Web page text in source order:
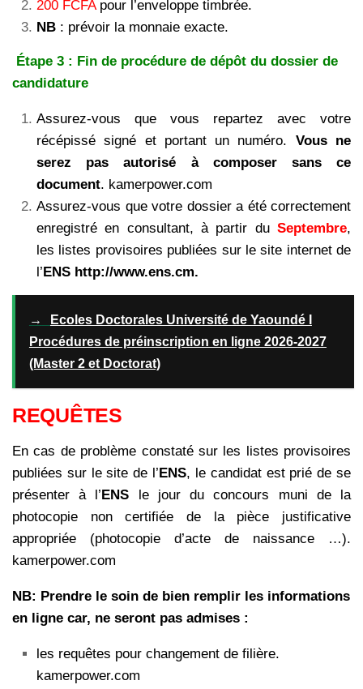
200 FCFApour l’enveloppe timbrée.
NB : prévoir la monnaie exacte.
Étape 3 : Fin de procédure de dépôt du dossier de
candidature
Assurez-vous que vous repartez avec votre
récépissé signé et portant un numéro. Vous ne
serez pas autorisé à composer sans ce
document. kamerpower.com
Assurez-vous que votre dossier a été correctement
enregistré en consultant, à partir du Septembre,
les listes provisoires publiées sur le site internet de
l’ ENS http://www.ens.cm.
→
Ecoles Doctorales Université de Yaoundé I
Procédures de préinscription en ligne 2026-2027
(Master 2 et Doctorat)
REQUÊTES
En cas de problème constaté sur les listes provisoires
publiées sur le site de l’ENS, le candidat est prié de se
présenter à l’ENS le jour du concours muni de la
photocopie non certifiée de la pièce justificative
appropriée (photocopie d’acte de naissance …).
kamerpower.com
NB: Prendre le soin de bien remplir les informations
en ligne car, ne seront pas admises :
les requêtes pour changement de filière.
kamerpower.com